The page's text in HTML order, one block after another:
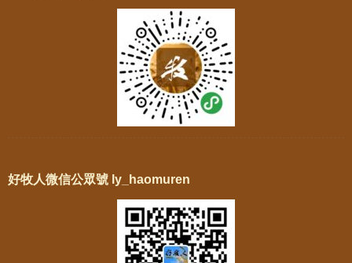
好牧人微信公眾號 ly_haomuren